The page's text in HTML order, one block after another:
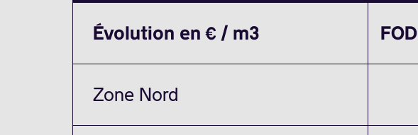
Évolution en € / m3 FOD
Zone Nord